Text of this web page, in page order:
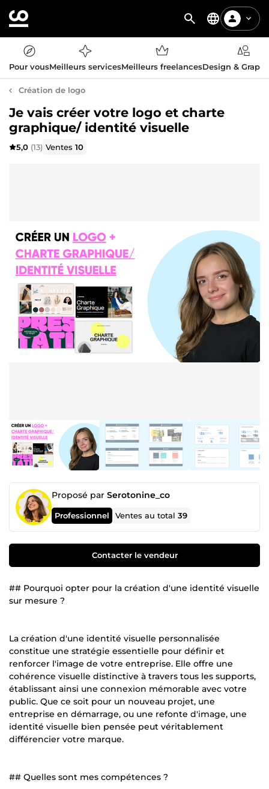
Pour vousMeilleurs servicesMeilleurs freelancesDesign &
Création de logo
Je vais créer votre logo et charte
graphique/ identité visuelle
5,0 (13) Ventes10
Proposé par Serotonine_co
Professionnel Ventes au total39
Contacter le vendeur
## Pourquoi opter pour la création d'une identité visuelle
sur mesure ?
La création d'une identité visuelle personnalisée
constitue une stratégie essentielle pour définir et
renforcer l'image de votre entreprise. Elle offre une
cohérence visuelle distinctive à travers tous les supports,
établissant ainsi une connexion mémorable avec votre
public. Que ce soit pour un nouveau projet, une
entreprise en démarrage, ou une refonte d'image, une
identité visuelle bien pensée peut véritablement
différencier votre marque.
## Quelles sont mes compétences ?